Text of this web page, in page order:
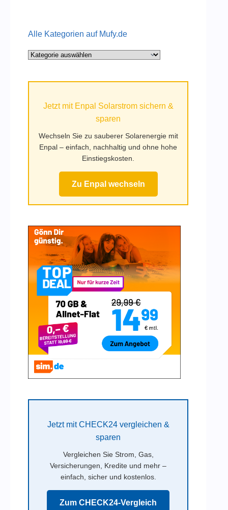
Alle Kategorien auf Mufy.de
Alle
Jetzt mit Enpal Solarstrom sichern &
sparen
Wechseln Sie zu sauberer Solarenergie mit
Enpal – einfach, nachhaltig und ohne hohe
Einstiegskosten.
Zu Enpal wechseln
Jetzt mit CHECK24 vergleichen &
sparen
Vergleichen Sie Strom, Gas,
Versicherungen, Kredite und mehr –
einfach, sicher und kostenlos.
Zum CHECK24-Vergleich